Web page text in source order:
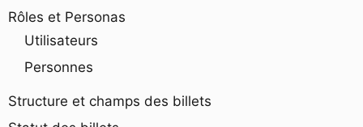
Rôles et Personas
Utilisateurs
Personnes
Structure et champs des billets